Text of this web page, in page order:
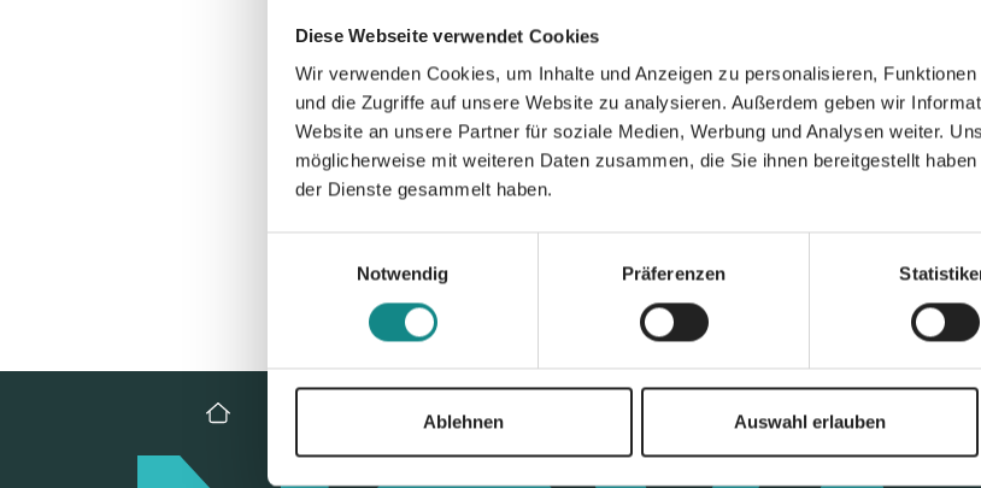
Diese Webseite verwendet Cookies
Wir verwenden Cookies, um Inhalte und Anzeigen zu personalisieren,
und die Zugriffe auf unsere Website zu analysieren. Außerdem geben wir
Website an unsere Partner für soziale Medien, Werbung und Analysen weiter.
möglicherweise mit weiteren Daten zusammen, die Sie ihnen bereitgestellt
der Dienste gesammelt haben.
Notwendig
Präferenzen
Ablehnen Auswahl erlauben
Zur Übersicht